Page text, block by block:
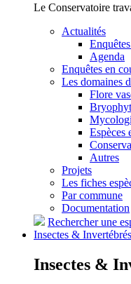
Le Conservatoire
Actualités
Agenda
Enquêtes en
Les domaines
Flore
Espèces
Autres
Projets
Les fiches
Par commune
Documentation
Rechercher une
Insectes & Invertébrés
Insectes &